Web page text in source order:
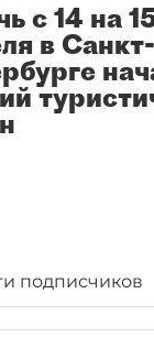
с 14 на
в Санкт-
подписчиков